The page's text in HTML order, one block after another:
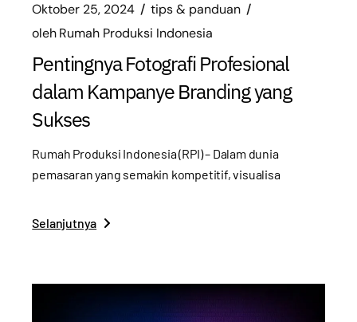
Oktober 25, 2024
tips & panduan
olehRumah Produksi Indonesia
Pentingnya Fotografi Profesional
dalam Kampanye Branding yang
Sukses
Rumah Produksi Indonesia (RPI) – Dalam dunia
pemasaran yang semakin kompetitif, visualisa
Selanjutnya